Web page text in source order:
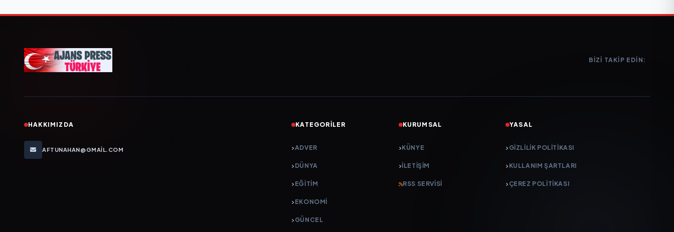
BIZI TAKIP EDIN:
HAKKIMIZDA
AFTUNAHAN@GMAIL.COM
KATEGORILER
ADVER
DÜNYA
EĞİTİM
EKONOMİ
GÜNCEL
KURUMSAL
KÜNYE
İLETIŞIM
RSS SERVISI
YASAL
GIZLILIK POLITIKASI
KULLANIM ŞARTLARI
ÇEREZ POLITIKASI